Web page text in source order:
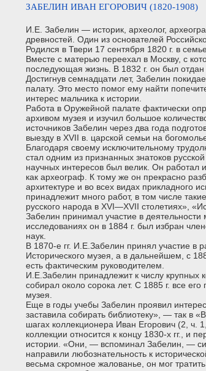
ЗАБЕЛИН ИВАН ЕГОРОВИЧ (1820-1908)
И.Е. Забелин — историк, археолог,
древностей. Один из основателей
Родился в Твери 17 сентября 1820 г. в
Вместе с матерью переехал в Москву, с
последующая жизнь. В 1832 г. он был
Достигнув семнадцати лет, Забелин
палату. Это место помог ему найти
интерес мальчика к истории.
Работа в Оружейной палате фактически
архивом музея и изучил большое
источников Забелин через два года
выезду в XVII в. царской семьи на
Благодаря своему исключительному
стал одним из признанных знатоков
научных интересов был велик. Он работал
как археограф. К тому же он прекрасно
архитектуре и во всех видах прикладного
принадлежит много работ, в том числе
русского народа в XVI—XVII столетиях»,
Забелин принимал участие в деятельности
исследованиях он в 1884 г. был избран
наук.
В 1870-е гг. И.Е.Забелин принял участие в
Исторического музея, а в дальнейшем, с
есть фактическим руководителем.
И.Е.Забелин принадлежит к числу
собирал около сорока лет. С 1885 г. все
музея.
Еще в годы учебы Забелин проявил
заставила собирать библиотеку», — так в
шагах коллекционера Иван Егорович (2, ч.
коллекции относится к концу 1830-х гг., и
истории. «Они, — вспоминал Забелин, —
направили любознательность к
весьма скромное жалованье, он мог